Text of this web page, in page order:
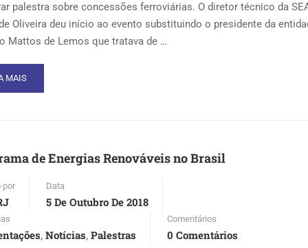
palestra sobre concessões ferroviárias. O diretor técnico da
Oliveira deu início ao evento substituindo o presidente da
Mattos de Lemos que tratava de …
MAIS
de Energias Renováveis no Brasil
por Data
5 De Outubro De 2018
, Notícias, Palestras
Comentários
0 Comentários